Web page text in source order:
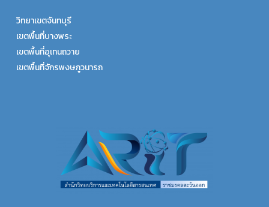
วิทยาเขตจันทบุรี
เขตพื้นที่บางพระ
เขตพื้นที่อุเทนถวาย
เขตพื้นที่จักรพงษภูวนารถ